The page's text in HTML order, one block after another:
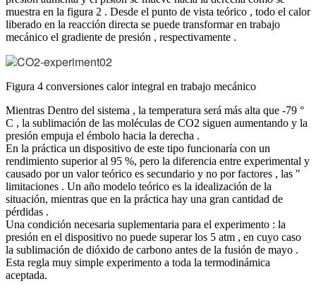
muestra en la figura 2 . Desde el punto de vista teórico , todo el calor
liberado en la reacción directa se puede transformar en trabajo
mecánico el gradiente de presión , respectivamente .
Figura 4 conversiones calor integral en trabajo mecánico
Mientras Dentro del sistema , la temperatura será más alta que -79 °
C , la sublimación de las moléculas de CO2 siguen aumentando y la
presión empuja el émbolo hacia la derecha .
En la práctica un dispositivo de este tipo funcionaría con un
rendimiento superior al 95 %, pero la diferencia entre experimental y
causado por un valor teórico es secundario y no por factores , las "
limitaciones . Un año modelo teórico es la idealización de la
situación, mientras que en la práctica hay una gran cantidad de
pérdidas .
Una condición necesaria suplementaria para el experimento : la
presión en el dispositivo no puede superar los 5 atm , en cuyo caso
la sublimación de dióxido de carbono antes de la fusión de mayo .
Esta regla muy simple experimento a toda la termodinámica
aceptada.